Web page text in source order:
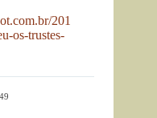
201
os-trustes-